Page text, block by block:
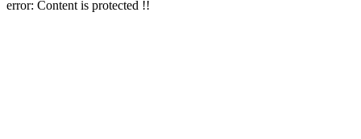
error: Content is protected !!